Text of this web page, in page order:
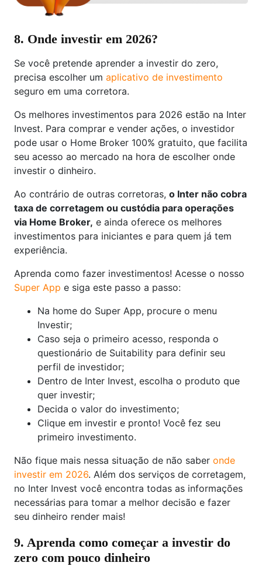
8. Onde investir em 2026?
Se você pretende aprender a investir do zero,
precisa escolher um aplicativo de investimento
seguro em uma corretora.
Os melhores investimentos para 2026 estão na Inter
Invest. Para comprar e vender ações, o investidor
pode usar o Home Broker 100% gratuito, que facilita
seu acesso ao mercado na hora de escolher onde
investir o dinheiro.
Ao contrário de outras corretoras, o Inter não cobra
taxa de corretagem ou custódia para operações
via Home Broker, e ainda oferece os melhores
investimentos para iniciantes e para quem já tem
experiência.
Aprenda como fazer investimentos! Acesse o nosso
Super App e siga este passo a passo:
Na home do Super App, procure o menu
Investir;
Caso seja o primeiro acesso, responda o
questionário de Suitability para definir seu
perfil de investidor;
Dentro de Inter Invest, escolha o produto que
quer investir;
Decida o valor do investimento;
Clique em investir e pronto! Você fez seu
primeiro investimento.
Não fique mais nessa situação de não saber onde
investir em 2026. Além dos serviços de corretagem,
no Inter Invest você encontra todas as informações
necessárias para tomar a melhor decisão e fazer
seu dinheiro render mais!
9. Aprenda como começar a investir do
zero com pouco dinheiro